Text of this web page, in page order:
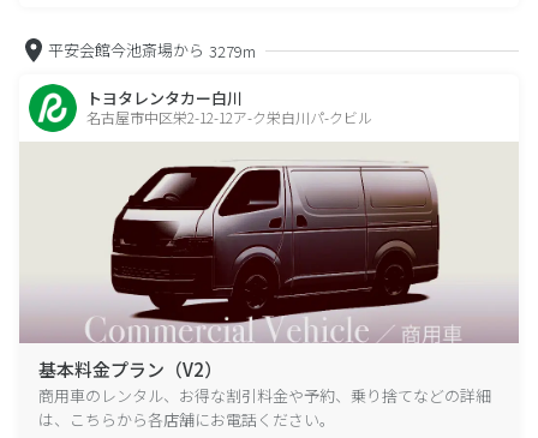
平安会館今池斎場から 3279m
トヨタレンタカー白川
名古屋市中区栄2-12-12ア-ク栄白川パ-クビル
基本料金プラン（V2）
商用車のレンタル、お得な割引料金や予約、乗り捨てなどの詳細
は、こちらから各店舗にお電話ください。